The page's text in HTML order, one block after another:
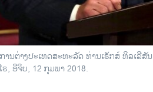
ນຕ່າງປະເທດສະຫະລັດ ທ່ານ​ເຣັກ​ສ໌ ​ທິລ​ເລີ​ສັ
, ອີຈິບ, 12 ກຸມພາ 2018.